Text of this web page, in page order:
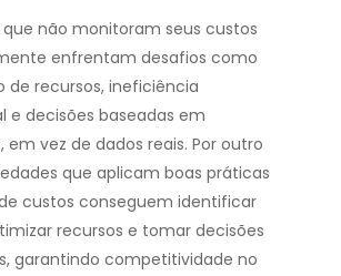
que não monitoram seus custos
enfrentam desafios como
de recursos, ineficiência
e decisões baseadas em
em vez de dados reais. Por outro
que aplicam boas práticas
custos conseguem identificar
recursos e tomar decisões
garantindo competitividade no